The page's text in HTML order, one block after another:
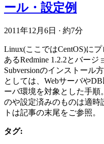
ール・設定例
2011年12月6日 · 約7分
Linux(ここではCentOS)に
あるRedmine 1.2.2とバー
Subversionのインストール
としては、Webサーバや
ーバ環境を対象とした手順
のや設定済みのものは適
トは記事の末尾をご参照。
タグ: